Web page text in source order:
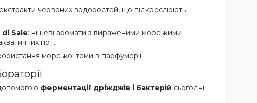
екстракти червоних водоростей, що підкреслюють
Sale: нішеві аромати з вираженими морськими
нот.
морської теми в парфумерії.
ферментації дріжджів і бактерій сьогодні